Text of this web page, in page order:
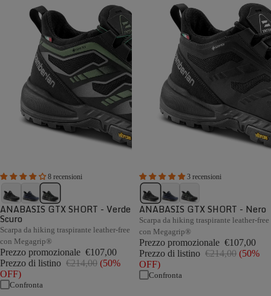
8 recensioni
ANABASIS GTX SHORT - Verde
Scuro
Scarpa da hiking traspirante leather-free
con Megagrip®
Prezzo promozionale €107,00
Prezzo di listino €214,00 (50%
OFF)
Confronta
3 recensioni
ANABASIS GTX SHORT - Nero
Scarpa da hiking traspirante leather-free
con Megagrip®
Prezzo promozionale €107,00
Prezzo di listino €214,00 (50%
OFF)
Confronta